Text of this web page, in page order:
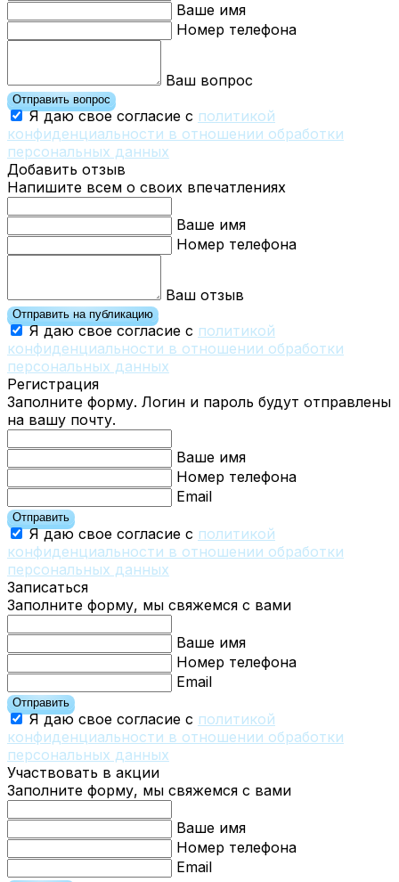
Ваше имя
Номер телефона
Ваш вопрос
Отправить вопрос
Я даю свое согласие с политикой
конфиденциальности в отношении обработки
персональных данных
Добавить отзыв
Напишите всем о своих впечатлениях
Ваше имя
Номер телефона
Ваш отзыв
Отправить на публикацию
Я даю свое согласие с политикой
конфиденциальности в отношении обработки
персональных данных
Регистрация
Заполните форму. Логин и пароль будут отправлены
на вашу почту.
Ваше имя
Номер телефона
Email
Отправить
Я даю свое согласие с политикой
конфиденциальности в отношении обработки
персональных данных
Записаться
Заполните форму, мы свяжемся с вами
Ваше имя
Номер телефона
Email
Отправить
Я даю свое согласие с политикой
конфиденциальности в отношении обработки
персональных данных
Участвовать в акции
Заполните форму, мы свяжемся с вами
Ваше имя
Номер телефона
Email